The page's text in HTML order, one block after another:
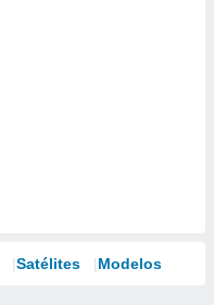
Satélites Modelos